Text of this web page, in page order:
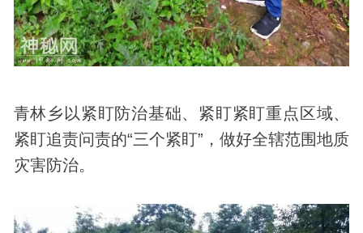
青林乡以紧盯防治基础、紧盯紧盯重点区域、
紧盯追责问责的“三个紧盯”，做好全辖范围地质
灾害防治。